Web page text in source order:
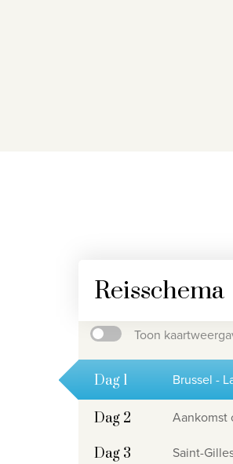
Reisschema
Toon
Dag 1 Brussel -
Dag 2 Aankomst
Dag 3 Saint-